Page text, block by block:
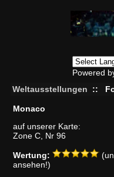
Powered
Weltausstellungen
::
Monaco
auf unserer Karte:
Zone C, Nr 96
Wertung:
ansehen!)